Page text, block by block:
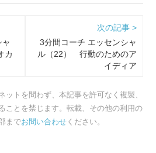
カ
次の記事 >
3分間コーチ エッセンシャ
ル（22） 行動のためのア
イディア
トを問わず、本記事を許可なく複製、
ことを禁じます。転載、その他の利用の
までお問い合わせ ください。